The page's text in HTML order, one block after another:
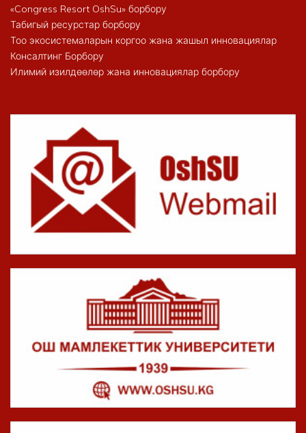
«Congress Resort OshSu» борбору
Табигый ресурстар борбору
Тоо экосистемаларын коргоо жана жашыл инновациялар
Консалтинг Борбору
Илимий изилдөөлөр жана инновациялар борбору